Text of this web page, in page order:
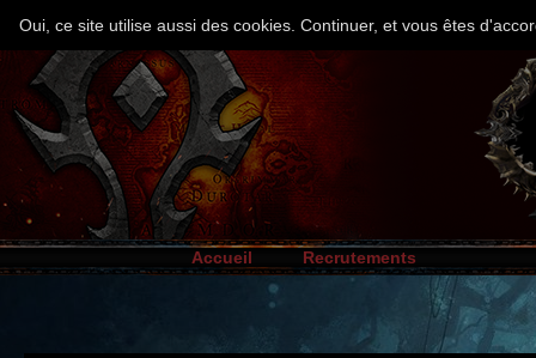
Accueil Recrutements
Oui, ce site utilise aussi des cookies. Continuer, et vous êtes